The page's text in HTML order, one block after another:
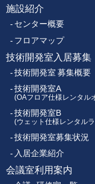
フ
ッ
タ
ー
メ
ニ
ュ
施設紹介
センター概要
フロアマップ
技術開発室入居募集
技術開発室 募集概要
技術開発室A
(OAフロア仕様レンタル
技術開発室B
(ウェット仕様レンタル
技術開発室募集状況
入居企業紹介
会議室利用案内